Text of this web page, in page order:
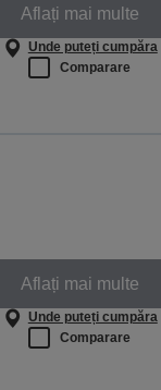
Aflați mai multe
Unde puteți cumpăra
Comparare
Aflați mai multe
Unde puteți cumpăra
Comparare